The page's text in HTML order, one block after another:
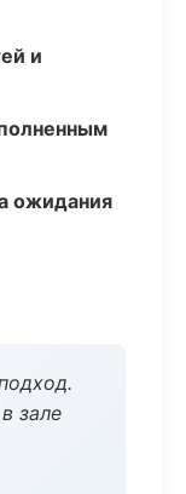
и
ожидания
зале